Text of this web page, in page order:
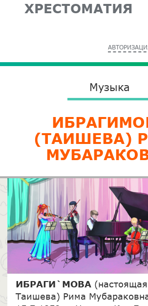
ХРЕСТОМАТИЯ
Музыка
(ТАИШЕВА)
ИБРАГИ`МОВА
Таишева) Рима